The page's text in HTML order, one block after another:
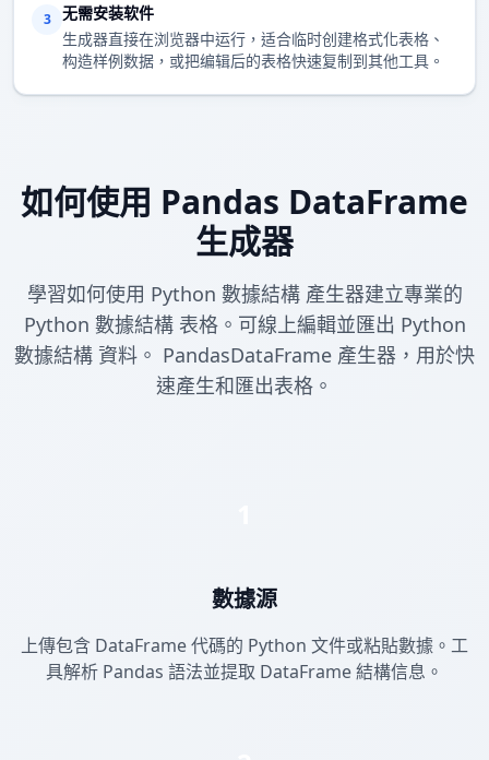
3
无需安装软件
生成器直接在浏览器中运行，适合临时创建格式化表格、
构造样例数据，或把编辑后的表格快速复制到其他工具。
如何使用 Pandas DataFrame
生成器
學習如何使用 Python 數據結構 產生器建立專業的
Python 數據結構 表格。可線上編輯並匯出 Python
數據結構 資料。 PandasDataFrame 產生器，用於快
速產生和匯出表格。
數據源
上傳包含 DataFrame 代碼的 Python 文件或粘貼數據。工
具解析 Pandas 語法並提取 DataFrame 結構信息。